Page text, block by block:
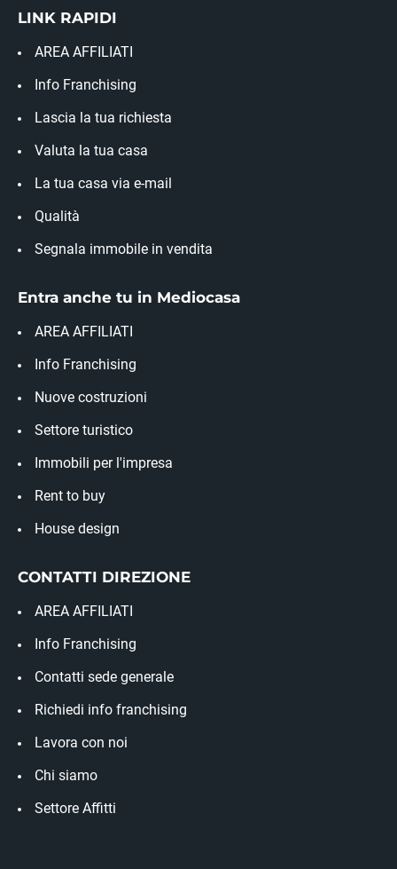
LINK RAPIDI
AREA AFFILIATI
Info Franchising
Lascia la tua richiesta
Valuta la tua casa
La tua casa via e-mail
Qualità
Segnala immobile in vendita
Entra anche tu in Mediocasa
AREA AFFILIATI
Info Franchising
Nuove costruzioni
Settore turistico
Immobili per l'impresa
Rent to buy
House design
CONTATTI DIREZIONE
AREA AFFILIATI
Info Franchising
Contatti sede generale
Richiedi info franchising
Lavora con noi
Chi siamo
Settore Affitti